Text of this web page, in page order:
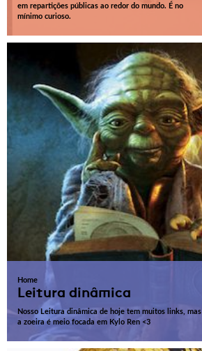
em repartições públicas ao redor do mundo. É no
mínimo curioso.
Home
Leitura dinâmica
Nosso Leitura dinâmica de hoje tem muitos links, mas
a zoeira é meio focada em Kylo Ren <3